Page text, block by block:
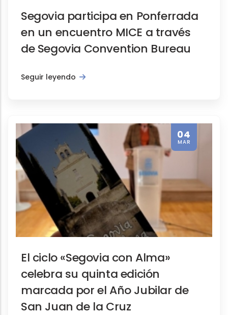
Segovia participa en Ponferrada
en un encuentro MICE a través
de Segovia Convention Bureau
Seguir leyendo
04
MAR
El ciclo «Segovia con Alma»
celebra su quinta edición
marcada por el Año Jubilar de
San Juan de la Cruz